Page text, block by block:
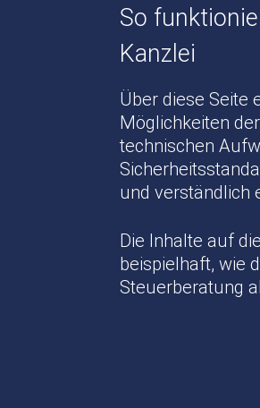
So
Kanzlei
Über diese Seite
Möglichkeiten
technischen
und verständlich
Die Inhalte auf
beispielhaft, wie
Steuerberatung